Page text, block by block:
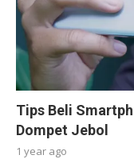
Tips Beli
Dompet Jebol
1 year ago